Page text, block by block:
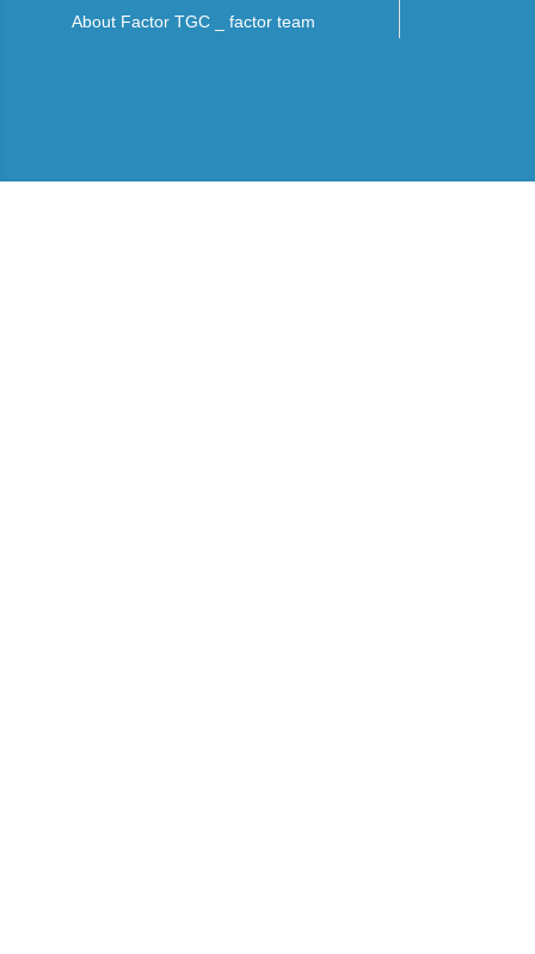
About Factor TGC _ factor team